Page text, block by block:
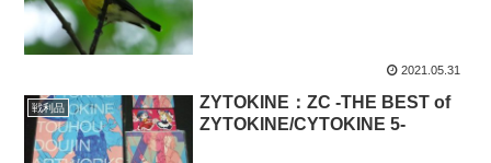
2021.05.31
戦利品
ZYTOKINE：ZC -THE BEST of
ZYTOKINE/CYTOKINE 5-